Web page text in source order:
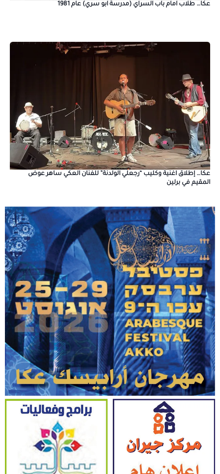
عكا… طلاب امام باب السراي (مدرسة ابو سري) عام 1981
عكا… إطلاق اغنية وكليب “رجعلي الولدنة” للفنان العكي ساهر عوض
المقيم في برلين